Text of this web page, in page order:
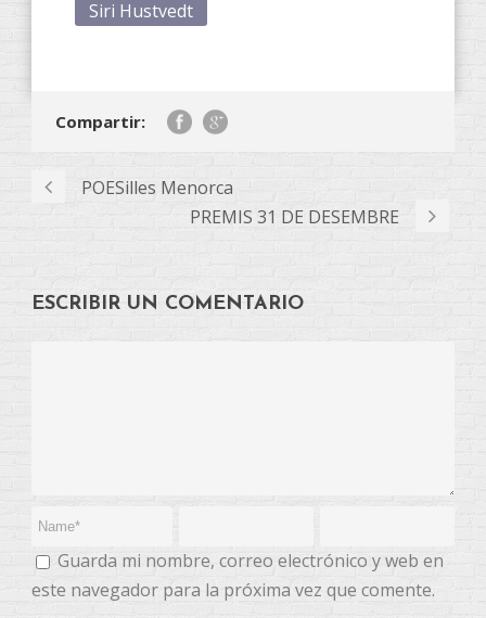
Siri Hustvedt
Compartir:
POESilles Menorca
PREMIS 31 DE DESEMBRE
ESCRIBIR UN COMENTARIO
Guarda mi nombre, correo electrónico y web en
este navegador para la próxima vez que comente.